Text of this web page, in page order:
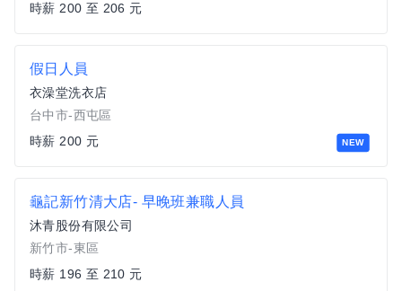
時薪 200 至 206 元
NEW
假日人員
衣澡堂洗衣店
台中市-西屯區
時薪 200 元
龜記新竹清大店- 早晚班兼職人員
沐青股份有限公司
新竹市-東區
時薪 196 至 210 元